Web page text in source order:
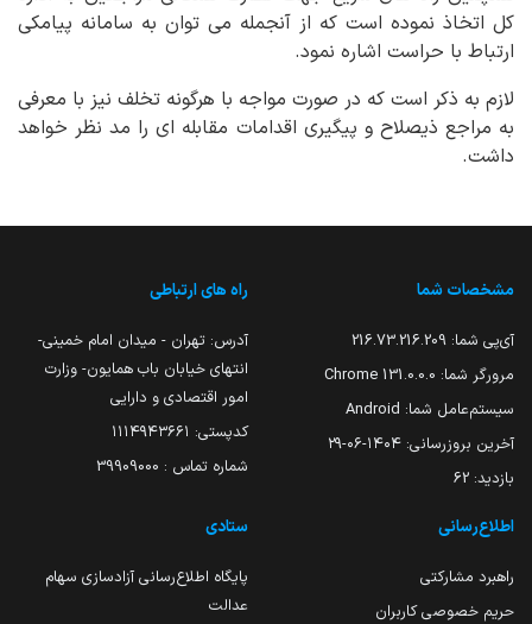
کل اتخاذ نموده است که از آنجمله می توان به سامانه پیامکی
ارتباط با حراست اشاره نمود.
لازم به ذکر است که در صورت مواجه با هرگونه تخلف نیز با معرفی
به مراجع ذیصلاح و پیگیری اقدامات مقابله ای را مد نظر خواهد
داشت.
مشخصات شما
آی‌پی شما: 216.73.216.209
مرورگر شما: 131.0.0.0 Chrome
سیستم‌عامل شما: Android
آخرین بروزرسانی: ۱۴۰۴-۰۶-۲۹
بازدید: 62
راه های ارتباطی
آدرس: تهران - میدان امام خمینی-
انتهای خیابان باب همایون- وزارت
امور اقتصادی و دارایی
کدپستی: ۱۱۱۴۹۴۳۶۶۱
شماره تماس : 39909000
اطلاع‌رسانی
راهبرد مشارکتی
حریم خصوصی کاربران
ستادی
پایگاه اطلاع‌رسانی آزادسازی سهام
عدالت